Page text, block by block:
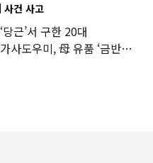
사건 사고
‘당근’서 구한 20대
가사도우미, 母 유품 ‘금반지